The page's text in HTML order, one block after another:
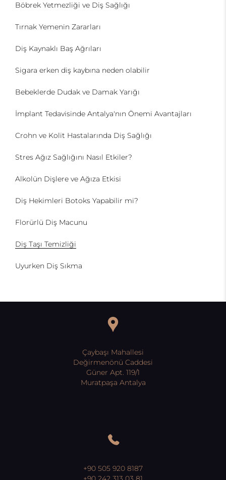
Böbrek Yetmezliği ve Diş Sağlığı
Tırnak Yemenin Zararları
Diş Kaynaklı Baş Ağrıları
Sigara erken diş kaybına neden olabilir
Bebeklerde Dudak ve Damak Yarığı
İmplant Tedavisinde Antalya'nın Önemi Avantajları
Crohn ve Kolit Hastalarında Diş Sağlığı
Stres Ağız Sağlığını Nasıl Etkiler?
Alkolün Dişlere ve Ağıza Etkisi
Diş Hekimleri Botoks Yapabilir mi?
Florürlü Diş Macunu
Diş Taşı Temizliği
Uyurken Diş Sıkma
Çaybaşı Mahallesi
Değirmenönü Caddesi
Güner Apt. 119/1
Muratpaşa Antalya
+90 505 920 8187